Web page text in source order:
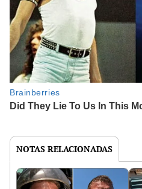
NOTAS RELACIONADAS